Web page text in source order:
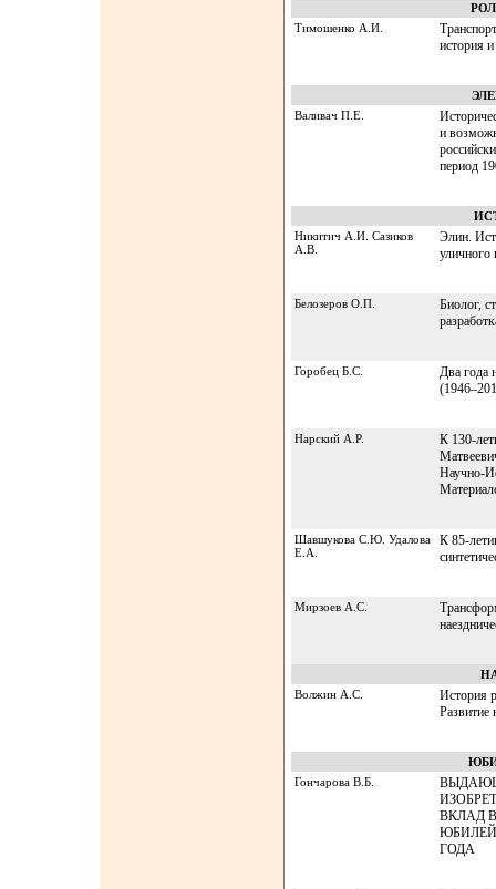
Тимошенко А.И.
история
Валивач П.Е.
и
период
Никитич А.И. Сазиков
А.В.
Элин.
уличного
Белозеров О.П.
Биолог,
Горобец Б.С.
Два года
Нарский А.Р.
К 130-
Научно-
Шавшукова С.Ю. Удалова
Е.А.
К 85-
Мирзоев А.С.
Волжин А.С.
История
Развитие
Гончарова В.Б.
ВКЛАД
ГОДА